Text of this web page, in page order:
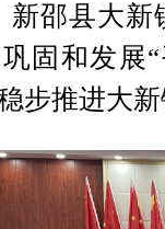
新邵县大新
固和发展
步推进大